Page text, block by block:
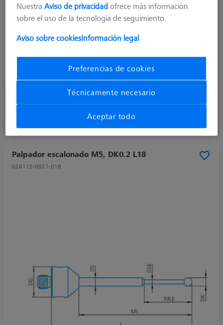
Stylus Tip
Sphere
Shaft Material
Tung. Carb.
Connection Type
M5
15,0 mm
2. Measuring Length (MLE)
4,5 mm
3. Measuring Length (MLF)
1,3 mm
más el IVA
Disponible
Palpador escalonado M5, DK0.2 L18
626115-0021-018
NuestraAviso de privacidadofrece más información
sobre el uso de la tecnología de seguimiento.
Aviso sobre cookiesInformación legal
Preferencias de cookies
Técnicamente necesario
Aceptar todo